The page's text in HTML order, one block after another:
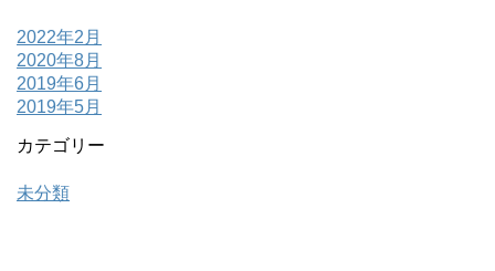
2022年2月
2020年8月
2019年6月
2019年5月
カテゴリー
未分類